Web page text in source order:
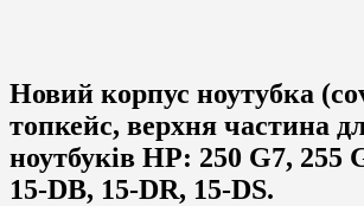
Новий корпус ноутубка
топкейс, верхня частина
ноутбуків HP: 250 G7, 255
15-DB, 15-DR, 15-DS.